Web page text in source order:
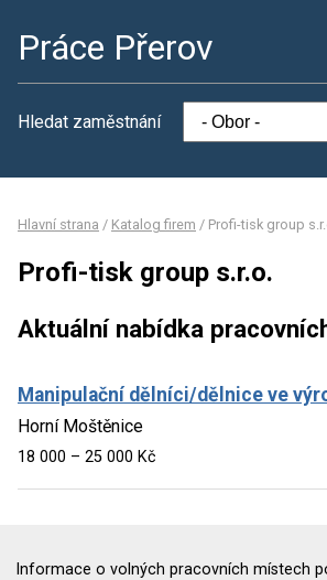
Práce Přerov
Hledat zaměstnání
Hlavní strana / Katalog firem / Profi-tisk group
Profi-tisk group s.r.o.
Aktuální nabídka
Manipulační dělníci/dělnice ve
Horní Moštěnice
18 000 – 25 000 Kč
Informace o volných pracovních místech